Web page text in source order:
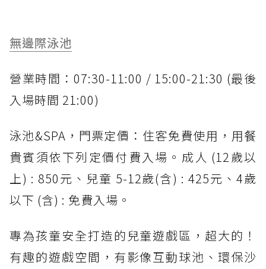
無邊際泳池
營業時間：07:30-11:00 / 15:00-21:30 (最後
入場時間 21:00)
泳池&SPA，門票定價：住客免費使用，用餐
貴賓須依下列定價付費入場。成人 (12歲以
上) : 850元、兒童 5-12歲(含) : 425元、4歲
以下 (含) : 免費入場。
專為孩童安全打造的兒童遊戲區，超大的！
有趣的遊戲空間，有影像互動球池、環保沙